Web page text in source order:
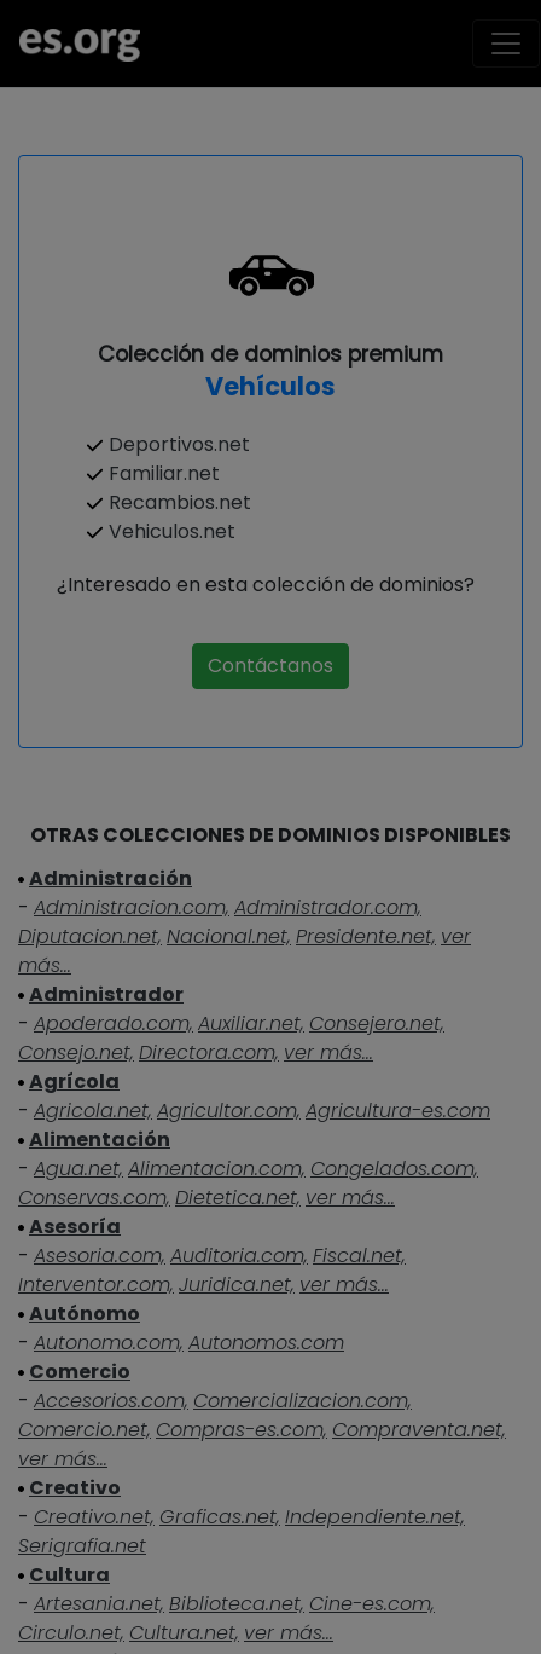
Colección de dominios premium
Vehículos
Deportivos.net
Familiar.net
Recambios.net
Vehiculos.net
¿Interesado en esta colección de dominios?
Contáctanos
OTRAS COLECCIONES DE DOMINIOS DISPONIBLES
Administración
- Administracion.com, Administrador.com,
Diputacion.net, Nacional.net, Presidente.net, ver
más...
Administrador
- Apoderado.com, Auxiliar.net, Consejero.net,
Consejo.net, Directora.com, ver más...
Agrícola
- Agricola.net, Agricultor.com, Agricultura-es.com
Alimentación
- Agua.net, Alimentacion.com, Congelados.com,
Conservas.com, Dietetica.net, ver más...
Asesoría
- Asesoria.com, Auditoria.com, Fiscal.net,
Interventor.com, Juridica.net, ver más...
Autónomo
- Autonomo.com, Autonomos.com
Comercio
- Accesorios.com, Comercializacion.com,
Comercio.net, Compras-es.com, Compraventa.net,
ver más...
Creativo
- Creativo.net, Graficas.net, Independiente.net,
Serigrafia.net
Cultura
- Artesania.net, Biblioteca.net, Cine-es.com,
Circulo.net, Cultura.net, ver más...